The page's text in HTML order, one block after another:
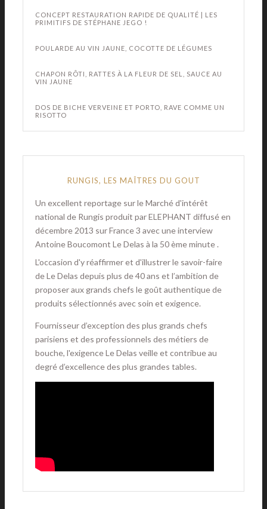
CONCEPT RESTAURATION RAPIDE DE QUALITÉ | LES
PRIMITIFS DE STÉPHANE JEGO !
POULARDE AU VIN JAUNE, COCOTTE DE LÉGUMES
CHAPON RÔTI, RATTES À LA FLEUR DE SEL, SAUCE AU
VIN JAUNE
DOS DE BICHE VERVEINE ET PORTO, RAVE COMME UN
RISOTTO
RUNGIS, LES MAÎTRES DU GOUT
Un excellent reportage sur le Marché d'intérêt
national de Rungis produit par ELEPHANT diffusé en
décembre 2013 sur France 3 avec une interview
Antoine Boucomont Le Delas à la 50 ème minute .
L'occasion d'y réaffirmer et d'illustrer le savoir-faire
de Le Delas depuis plus de 40 ans et l’ambition de
proposer aux grands chefs le goût authentique de
produits sélectionnés avec soin et exigence.
Fournisseur d’exception des plus grands chefs
parisiens et des professionnels des métiers de
bouche, l'exigence Le Delas veille et contribue au
degré d’excellence des plus grandes tables.